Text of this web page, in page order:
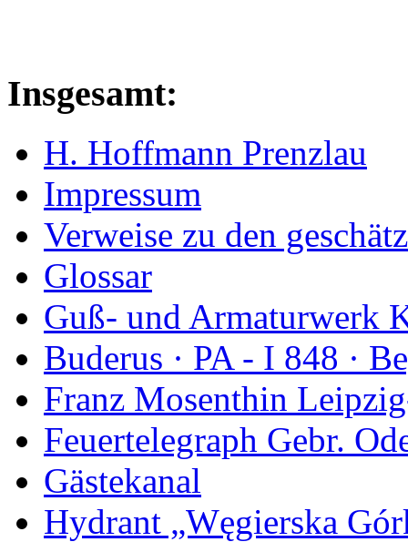
Insgesamt:
H. Hoffmann Prenzlau
Impressum
Verweise zu den
Glossar
Guß- und Armaturwerk
Buderus · PA - I 848 ·
Franz Mosenthin
Feuertelegraph Gebr.
Gästekanal
Hydrant „Węgierska